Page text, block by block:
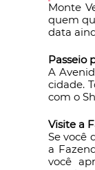
Monte
quem
data
Passeio
A
cidade.
com o
Visite a
Se você
a
você